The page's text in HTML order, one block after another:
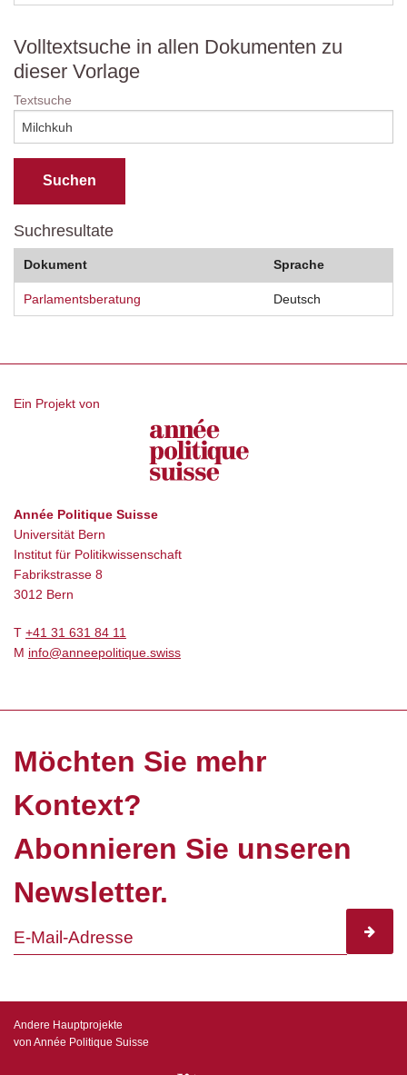
Volltextsuche in allen Dokumenten zu
dieser Vorlage
Textsuche
Suchresultate
Dokument Sprache
Parlamentsberatung Deutsch
Ein Projekt von
Année Politique Suisse
Universität Bern
Institut für Politikwissenschaft
Fabrikstrasse 8
3012 Bern
T +41 31 631 84 11
M info@anneepolitique.swiss
Möchten Sie mehr
Kontext?
Abonnieren Sie unseren
Newsletter.
Andere Hauptprojekte
von Année Politique Suisse